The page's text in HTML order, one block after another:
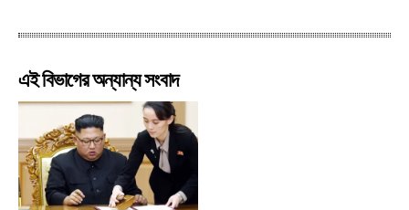
এই বিভাগের অন্যান্য সংবাদ